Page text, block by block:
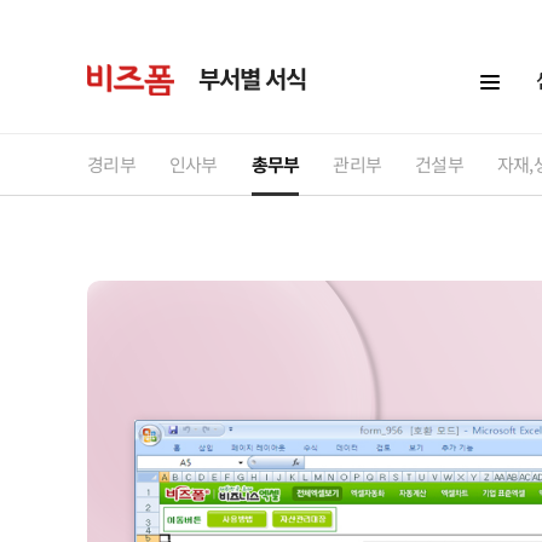
부서별 서식
경리부 인사부 총무부 관리부 건설부 자재,